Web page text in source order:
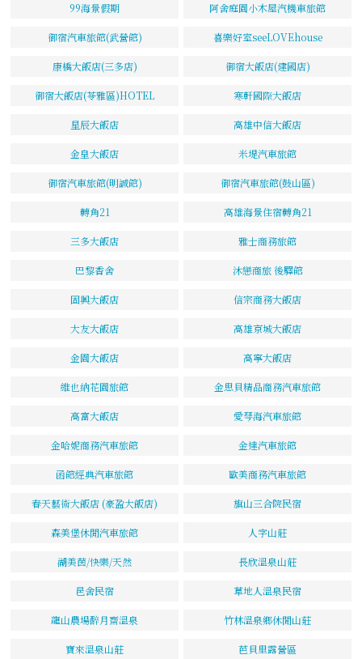
99海景假期 阿舍庭園小木屋汽機車旅館
御宿汽車旅館(武營館) 喜樂好室seeLOVEhouse
康橋大飯店(三多店) 御宿大飯店(建國店)
御宿大飯店(苓雅區)HOTEL 寒軒國際大飯店
星辰大飯店 高雄中信大飯店
金皇大飯店 米堤汽車旅館
御宿汽車旅館(明誠館) 御宿汽車旅館(鼓山區)
轉角21 高雄海景住宿轉角21
三多大飯店 雅士商務旅館
巴黎香舍 沐戀商旅 後驛館
固興大飯店 信宗商務大飯店
大友大飯店 高雄京城大飯店
金園大飯店 高寧大飯店
維也納花園旅館 金思貝精品商務汽車旅館
高富大飯店 愛琴海汽車旅館
金哈妮商務汽車旅館 金達汽車旅館
函館經典汽車旅館 歐美商務汽車旅館
春天藝術大飯店 (豪盈大飯店) 旗山三合院民宿
森美堡休閒汽車旅館 人字山莊
湖美茵/快樂/天然 長欣溫泉山莊
邑舍民宿 草地人溫泉民宿
龍山農場醉月齋溫泉 竹林溫泉鄉休閒山莊
寶來溫泉山莊 芭貝里露營區